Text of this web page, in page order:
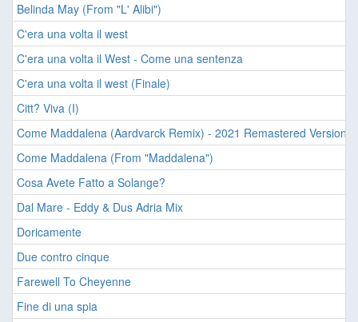
Belinda May (From "L' Alibi")
C'era una volta il west
C'era una volta il West - Come una sentenza
C'era una volta il west (Finale)
Citt? Viva (I)
Come Maddalena (Aardvarck Remix) - 2021 Remastered Version
Come Maddalena (From "Maddalena")
Cosa Avete Fatto a Solange?
Dal Mare - Eddy & Dus Adria Mix
Doricamente
Due contro cinque
Farewell To Cheyenne
Fine di una spia